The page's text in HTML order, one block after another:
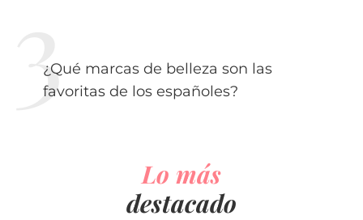
¿Qué marcas de belleza son las
favoritas de los españoles?
Lo más
destacado